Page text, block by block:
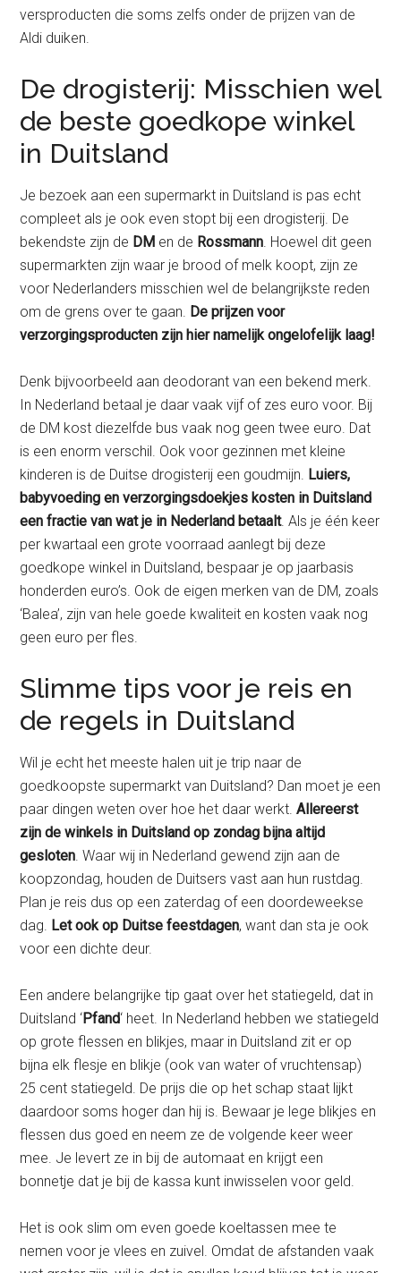
versproducten die soms zelfs onder de prijzen van de
Aldi duiken.
De drogisterij: Misschien wel
de beste goedkope winkel
in Duitsland
Je bezoek aan een supermarkt in Duitsland is pas echt
compleet als je ook even stopt bij een drogisterij. De
bekendste zijn de DM en de Rossmann. Hoewel dit geen
supermarkten zijn waar je brood of melk koopt, zijn ze
voor Nederlanders misschien wel de belangrijkste reden
om de grens over te gaan. De prijzen voor
verzorgingsproducten zijn hier namelijk ongelofelijk laag!
Denk bijvoorbeeld aan deodorant van een bekend merk.
In Nederland betaal je daar vaak vijf of zes euro voor. Bij
de DM kost diezelfde bus vaak nog geen twee euro. Dat
is een enorm verschil. Ook voor gezinnen met kleine
kinderen is de Duitse drogisterij een goudmijn. Luiers,
babyvoeding en verzorgingsdoekjes kosten in Duitsland
een fractie van wat je in Nederland betaalt. Als je één keer
per kwartaal een grote voorraad aanlegt bij deze
goedkope winkel in Duitsland, bespaar je op jaarbasis
honderden euro’s. Ook de eigen merken van de DM, zoals
‘Balea’, zijn van hele goede kwaliteit en kosten vaak nog
geen euro per fles.
Slimme tips voor je reis en
de regels in Duitsland
Wil je echt het meeste halen uit je trip naar de
goedkoopste supermarkt van Duitsland? Dan moet je een
paar dingen weten over hoe het daar werkt.Allereerst
zijn de winkels in Duitsland op zondag bijna altijd
gesloten. Waar wij in Nederland gewend zijn aan de
koopzondag, houden de Duitsers vast aan hun rustdag.
Plan je reis dus op een zaterdag of een doordeweekse
dag. Let ook op Duitse feestdagen, want dan sta je ook
voor een dichte deur.
Een andere belangrijke tip gaat over het statiegeld, dat in
Duitsland ‘Pfand‘ heet. In Nederland hebben we statiegeld
op grote flessen en blikjes, maar in Duitsland zit er op
bijna elk flesje en blikje (ook van water of vruchtensap)
25 cent statiegeld. De prijs die op het schap staat lijkt
daardoor soms hoger dan hij is. Bewaar je lege blikjes en
flessen dus goed en neem ze de volgende keer weer
mee. Je levert ze in bij de automaat en krijgt een
bonnetje dat je bij de kassa kunt inwisselen voor geld.
Het is ook slim om even goede koeltassen mee te
nemen voor je vlees en zuivel. Omdat de afstanden vaak